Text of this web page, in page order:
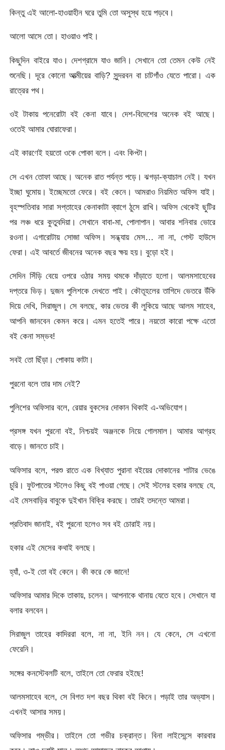
কিন্তু এই আলো-হাওয়াহীন ঘরে তুমি তো অসুস্থ হয়ে পড়বে।
আলো আসে তো। হাওয়াও পাই।
কিছুদিন বাইরে যাও। দেশগ্রামে যাও জানি। সেখানে তো তেমন কেউ নেই
শুনেছি। দূরে কোনো আত্মীয়ের বাড়ি? সুন্দরবন বা চাটগাঁও যেতে পারো। এক
রাত্রের পথ।
ওই টাকায় পনেরোটা বই কেনা যাবে। দেশ-বিদেশের অনেক বই আছে।
ওতেই আমার ঘোরাফেরা।
এই কারণেই হয়তো ওকে পোকা বলে। এবং কিপ্টা।
সে এখন তোফা আছে। অনেক রাত পর্যন্ত পড়ে। ঝগড়া-ক্যাচাল নেই। যখন
ইচ্ছা ঘুমোয়। ইচ্ছেমতো ফেরে। বই কেনে। আমরাও নিয়মিত অফিস যাই।
বৃহস্পতিবার সারা সপ্তাহের কেনাকাটা ব্যাগে ঠুসে রাখি। অফিস থেকেই ছুটির
পর লঞ্চ ধরে কুতুবদিয়া। সেখানে বাবা-মা, পোলাপান। আবার শনিবার ভোরে
রওনা। এগারোটায় সোজা অফিস। সন্ধ্যায় মেস… না না, গেস্ট হাউসে
ফেরা। এই আবর্তে জীবনের অনেক বছর ক্ষয় হয়। বুড়ো হই।
সেদিন সিঁড়ি বেয়ে ওপরে ওঠার সময় থমকে দাঁড়াতে হলো। আলমসাহেবের
দপ্তরে ভিড়। দুজন পুলিশকে দেখতে পাই। কৌতূহলের তাগিদে ভেতরে উঁকি
দিয়ে দেখি, সিরাজুল। সে বলছে, কার ভেতর কী লুকিয়ে আছে আলম সাহেব,
আপনি জানবেন কেমন করে। এমন হতেই পারে। নয়তো কারো পক্ষে এতো
বই কেনা সম্ভব!
সবই তো ছিঁড়া। পোকায় কাটা।
পুরনো বলে তার দাম নেই?
পুলিশের অফিসার বলে, রেয়ার বুকসের দোকান থিকাই এ-অভিযোগ।
প্রসঙ্গ যখন পুরনো বই, নিশ্চয়ই অঞ্জনকে নিয়ে গোলমাল। আমার আগ্রহ
বাড়ে। জানতে চাই।
অফিসার বলে, পরশু রাতে এক বিখ্যাত পুরানা বইয়ের দোকানের শাটার ভেঙে
চুরি। ফুটপাতের স্টলেও কিছু বই পাওয়া গেছে। সেই স্টলের হকার বলছে যে,
এই মেসবাড়ির বাবুকে দুইখান বিক্রি করছে। তারই তদন্তে আমরা।
প্রতিবাদ জানাই, বই পুরনো হলেও সব বই চোরাই নয়।
হকার এই মেসের কথাই বলছে।
হ্যাঁ, ও-ই তো বই কেনে। কী করে কে জানে!
অফিসার আমার দিকে তাকায়, চলেন। আপনাকে থানায় যেতে হবে। সেখানে যা
বলার বলবেন।
সিরাজুল তাহের কাদিররা বলে, না না, ইনি নন। যে কেনে, সে এখনো
ফেরেনি।
সঙ্গের কনস্টেবলটি বলে, তাইলে তো ফেরার হইছে!
আলমসাহেব বলে, সে বিগত দশ বছর থিকা বই কিনে। পড়াই তার অভ্যাস।
এখনই আসার সময়।
অফিসার গম্ভীর। তাইলে তো গভীর চক্রান্ত। বিনা লাইসেন্সে কারবার